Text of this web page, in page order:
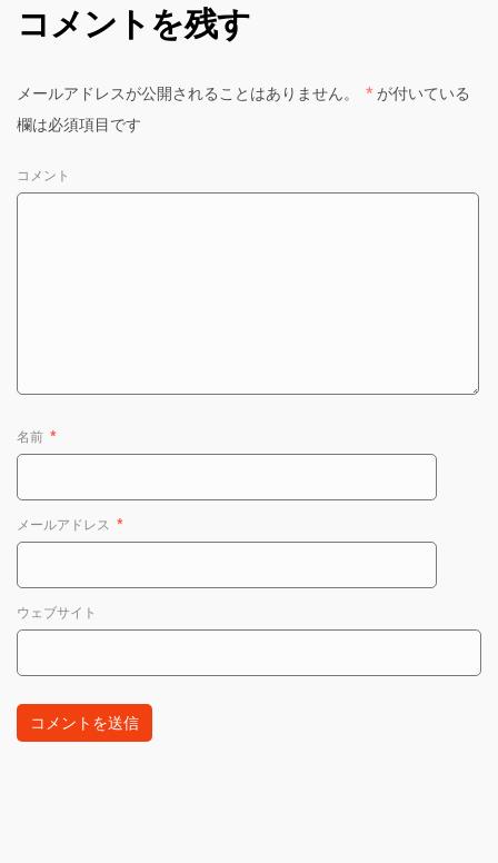
コメントを残す
メールアドレスが公開されることはありません。 * が付いている
欄は必須項目です
コメント
名前 *
メールアドレス *
ウェブサイト